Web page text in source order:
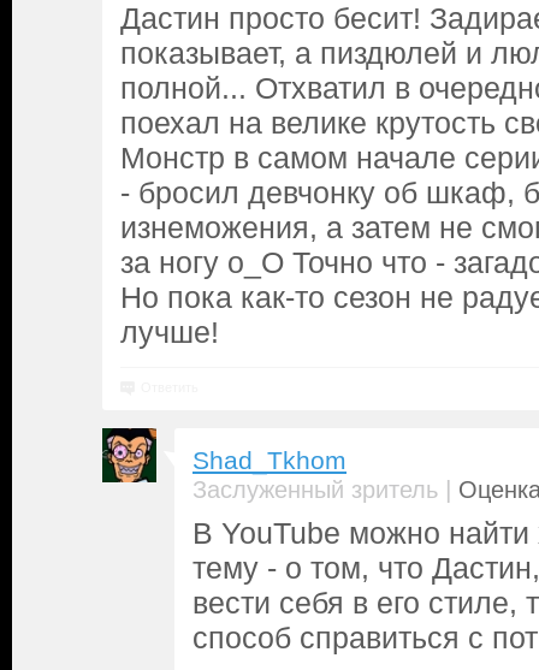
Дастин просто бесит!
показывает, а пиздюлей и
полной... Отхватил в
поехал на велике крутость
Монстр в самом начале
- бросил девчонку об шкаф,
изнеможения, а затем не
за ногу о_О Точно что -
Но пока как-то сезон не
лучше!
Shad_Tkhom
Заслуженный зритель |
В YouTube можно
тему - о том, что
вести себя в его стиле,
способ справиться с